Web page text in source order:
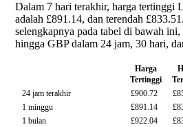
Dalam 7 hari terakhir, harga tertinggi
adalah £891.14, dan terendah
selengkapnya pada tabel di bawah
hingga GBP dalam 24 jam, 30 hari,
Harga
Tertinggi
24 jam terakhir
£900.72
1 minggu
£891.14
1 bulan
£922.04